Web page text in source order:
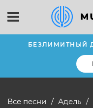
БЕЗЛИМИТНЫЙ
Все песни Адель